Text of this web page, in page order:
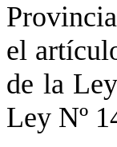
el
de la
Ley Nº